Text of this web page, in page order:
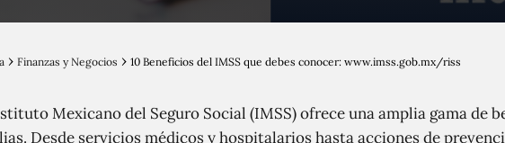
Finanzas y Negocios 10 Beneficios del IMSS que debes conocer: www.imss.gob.mx/riss
Mexicano del Seguro Social (IMSS) ofrece una amplia gama de
Desde servicios médicos y hospitalarios hasta acciones de